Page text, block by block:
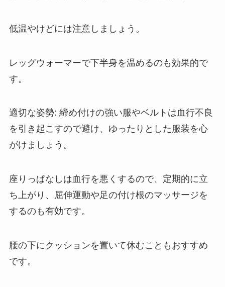
低温やけどには注意しましょう。
レッグウォーマーで下半身を温めるのも効果的で
す。
適切な姿勢: 締め付けの強い服やベルトは血行不良
を引き起こすので避け、ゆったりとした服装を心
がけましょう。
座りっぱなしは血行を悪くするので、定期的に立
ち上がり、屈伸運動や足の付け根のマッサージを
するのも有効です。
腰の下にクッションを置いて休むこともおすすめ
です。